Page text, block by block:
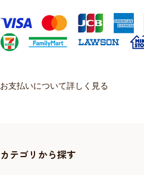
お支払いについて詳しく見る
カテゴリから探す